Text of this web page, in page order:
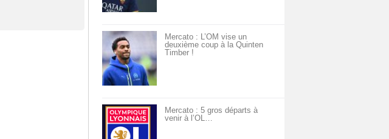
Mercato : L’OM vise un
deuxième coup à la Quinten
Timber !
Mercato : 5 gros départs à
venir à l’OL…